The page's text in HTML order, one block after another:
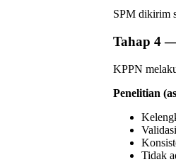
SPM dikirim
Tahap 4
KPPN
Penelitian
Tidak